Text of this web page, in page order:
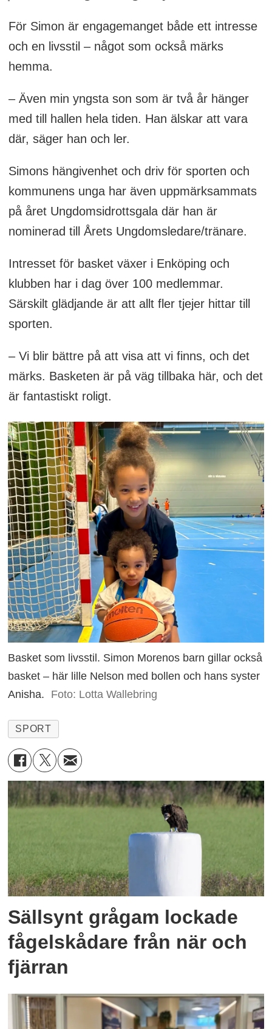
För Simon är engagemanget både ett intresse
och en livsstil – något som också märks
hemma.
– Även min yngsta son som är två år hänger
med till hallen hela tiden. Han älskar att vara
där, säger han och ler.
Simons hängivenhet och driv för sporten och
kommunens unga har även uppmärksammats
på året Ungdomsidrottsgala där han är
nominerad till Årets Ungdomsledare/tränare.
Intresset för basket växer i Enköping och
klubben har i dag över 100 medlemmar.
Särskilt glädjande är att allt fler tjejer hittar till
sporten.
– Vi blir bättre på att visa att vi finns, och det
märks. Basketen är på väg tillbaka här, och det
är fantastiskt roligt.
Basket som livsstil. Simon Morenos barn gillar också
basket – här lille Nelson med bollen och hans syster
Anisha.
Foto: Lotta Wallebring
SPORT
Sällsynt grågam lockade
fågelskådare från när och
fjärran